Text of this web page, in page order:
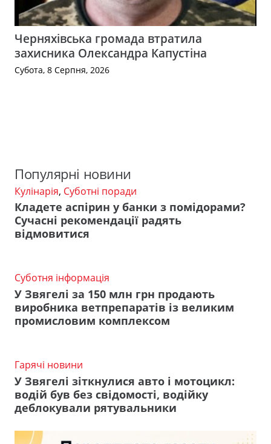
Черняхівська громада втратила
захисника Олександра Капустіна
Субота, 8 Серпня, 2026
Популярні новини
Кулінарія, Суботні поради
Кладете аспірин у банки з помідорами?
Сучасні рекомендації радять
відмовитися
Суботня інформація
У Звягелі за 150 млн грн продають
виробника ветпрепаратів із великим
промисловим комплексом
Гарячі новини
У Звягелі зіткнулися авто і мотоцикл:
водій був без свідомості, водійку
деблокували рятувальники